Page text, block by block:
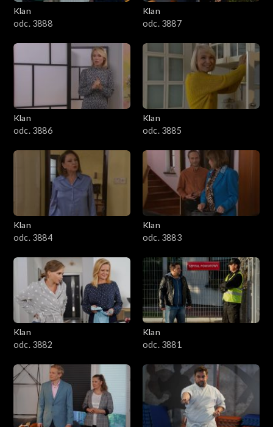
2301–2400
2201–2300
2001–2100
1901–2000
1801–1900
1701–1800
1601–1700
1501–1600
1401–1500
1301–1400
1201–1300
1101–1200
1001–1100
Klan
odc. 3888
Klan
odc. 3887
Klan
odc. 3886
Klan
odc. 3885
Klan
odc. 3884
Klan
odc. 3883
Klan
odc. 3882
Klan
odc. 3881